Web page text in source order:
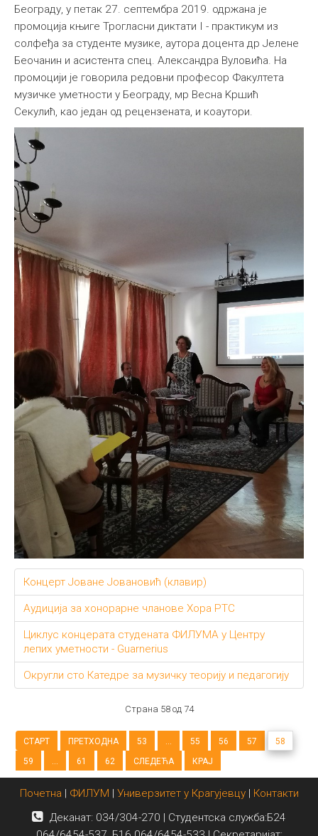
Београду, у петак 27. септембра 2019. одржана је
промоција књиге Трогласни диктати I - практикум из
солфеђа за студенте музике, аутора доцента др Јелене
Беочанин и асистента спец. Александра Вуловића. На
промоцији је говорила редовни професор Факултета
музичке уметности у Београду, мр Весна Kршић
Секулић, као један од рецензената, и коаутори.
Концерт Јоване Јовановић (клавир)
Аудиција за хонорарне чланове Хора РТС
Циклус концерата студената ФИЛУМА у Центру
лепих уметности - Guarnerius
Округли сто Катедре за музичку теорију и педагогију
Страна 58 од 74
СТАРТ ПРЕТХОДНА 53 55 56 57
58
59
61 62 СЛЕДЕЋА КРАЈ
Почетна | ФИЛУМ | Универзитет у Крагујевцу| Контакти
Деканат: 034/304-270 | Студентска служба:Б24